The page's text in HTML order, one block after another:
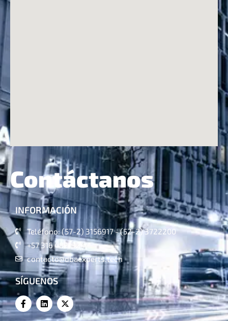
Contáctanos
INFORMACIÓN
Teléfono: (57-2) 3156917 - (52-2) 3722200
+57 316 4821324
contacto@dbaexperts.tech
SÍGUENOS